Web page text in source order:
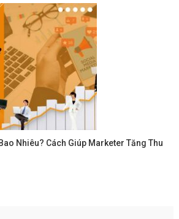
Nhiêu? Cách Giúp Marketer Tăng Thu